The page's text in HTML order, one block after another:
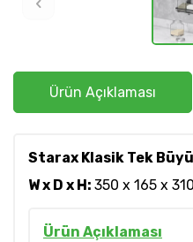
Ürün Açıklaması
Starax Klasik Tek
W x D x H: 350 x 165 x 310
Ürün Açıklaması